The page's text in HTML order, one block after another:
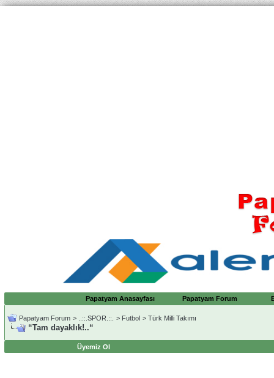
Papatyam Anasayfası Papatyam Forum
Papatyam Forum > ..::.SPOR.::. > Futbol > Türk Milli Takımı
“Tam dayaklık!..“
Üyemiz Ol